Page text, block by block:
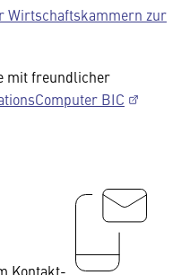
Wirtschaftskammern zur
mit freundlicher
BIC
Kontakt-